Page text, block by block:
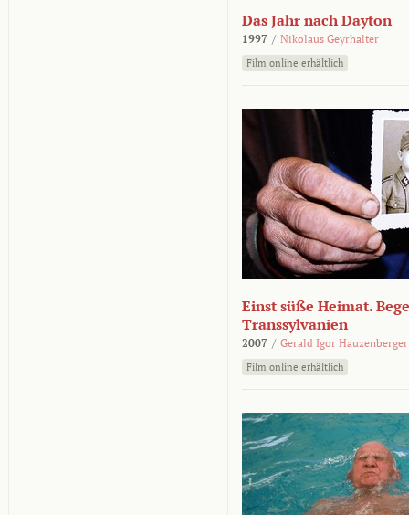
Das Jahr nach Dayton
1997 / Nikolaus Geyrhalter
Film online erhältlich
Einst süße Heimat.
Transsylvanien
2007 / Gerald Igor Hauzenberger
Film online erhältlich